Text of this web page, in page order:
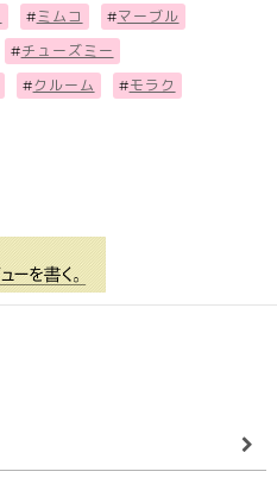
#ミムコ #マーブル
#チューズミー
#クルーム #モラク